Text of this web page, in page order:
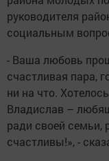
руководителя
социальным
- Ваша любовь
счастливая пара,
ни на что.
Владислав –
ради своей семьи,
счастливы!», -